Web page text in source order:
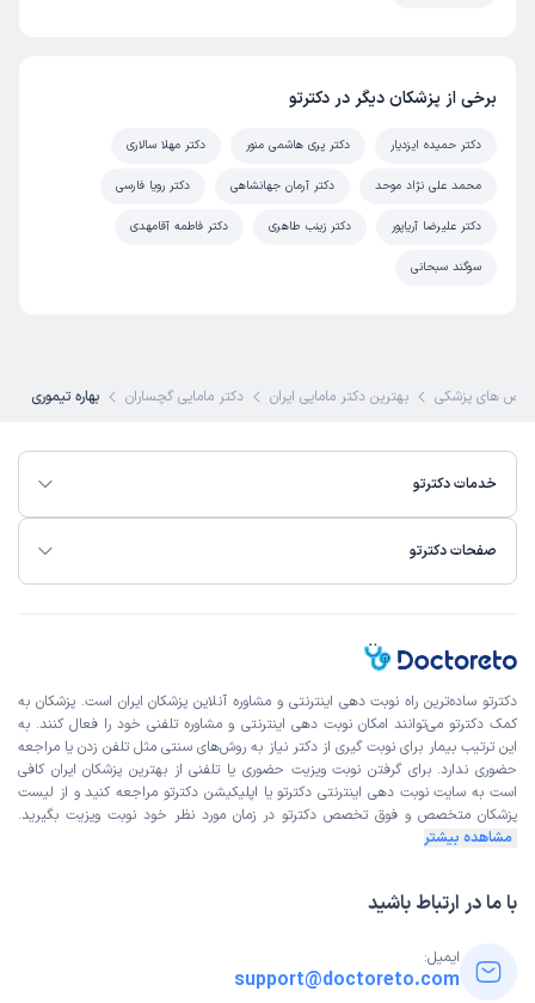
برخی از پزشکان دیگر در دکترتو
دکتر حمیده ایزدیار دکتر پری هاشمی منور دکتر مهلا سالاری
محمد علی نژاد موحد دکتر آرمان جهانشاهی دکتر رویا فارسی
دکتر علیرضا آریاپور دکتر زینب طاهری دکتر فاطمه آقامهدی
سوگند سبحانی
های پزشکی بهترین دکتر مامایی ایران دکتر مامایی گچساران بهاره تیموری
خدمات دکترتو
صفحات دکترتو
دکترتو ساده‌ترین راه نوبت‌ دهی اینترنتی و مشاوره آنلاین پزشکان ایران است. پزشکان به
کمک دکترتو می‌توانند امکان نوبت دهی اینترنتی و مشاوره تلفنی خود را فعال کنند. به
این ترتیب بیمار برای نوبت گیری از دکتر نیاز به روش‌های سنتی مثل تلفن زدن یا مراجعه
حضوری ندارد. برای گرفتن نوبت ویزیت حضوری یا تلفنی از بهترین پزشکان ایران کافی
است به سایت نوبت دهی اینترنتی دکترتو یا اپلیکیشن دکترتو مراجعه کنید و از لیست
پزشکان متخصص و فوق تخصص دکترتو در زمان مورد نظر خود نوبت ویزیت بگیرید.
مشاهده بیشتر
با ما در ارتباط باشید
ایمیل:
support@doctoreto.com